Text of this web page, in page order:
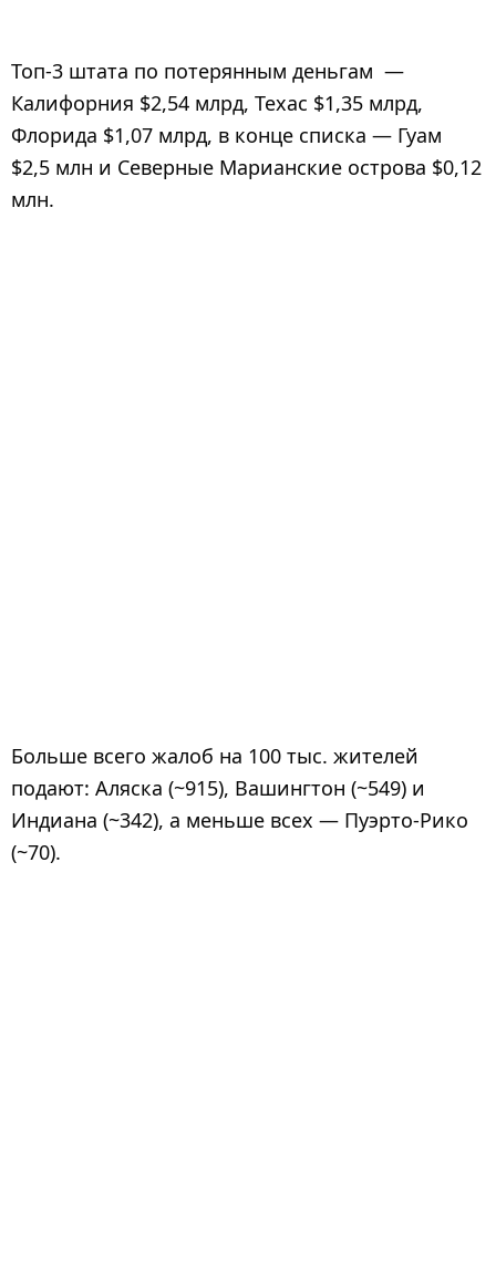
Топ-3 штата по потерянным деньгам —
Калифорния $2,54 млрд, Техас $1,35 млрд,
Флорида $1,07 млрд, в конце списка — Гуам
$2,5 млн и Северные Марианские острова $0,12
млн.
Больше всего жалоб на 100 тыс. жителей
подают: Аляска (~915), Вашингтон (~549) и
Индиана (~342), а меньше всех — Пуэрто-Рико
(~70).